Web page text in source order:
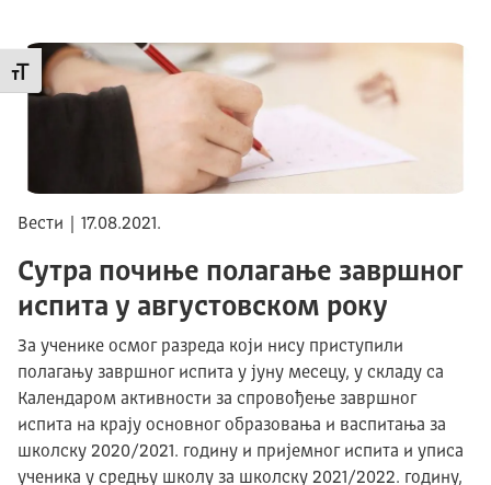
Промени величину слова
Вести | 17.08.2021.
Сутра почиње полагање завршног
испита у августовском року
За ученике осмог разреда који нису приступили
полагању завршног испита у јуну месецу, у складу са
Календаром активности за спровођење завршног
испита на крају основног образовања и васпитања за
школску 2020/2021. годину и пријемног испита и уписа
ученика у средњу школу за школску 2021/2022. годину,